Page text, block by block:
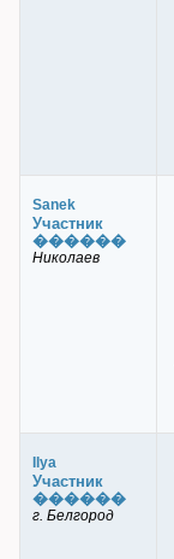
Sanek
Участник
������
Николаев
Ilya
Участник
������
г. Белгород